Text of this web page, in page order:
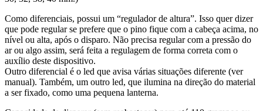
Como diferenciais, possui um “regulador de altura”. Isso quer dizer
que pode regular se prefere que o pino fique com a cabeça acima, no
nível ou alta, após o disparo. Não precisa regular com a pressão do
ar ou algo assim, será feita a regulagem de forma correta com o
auxílio deste dispositivo.
Outro diferencial é o led que avisa várias situações diferente (ver
manual). Também, um outro led, que ilumina na direção do material
a ser fixado, como uma pequena lanterna.